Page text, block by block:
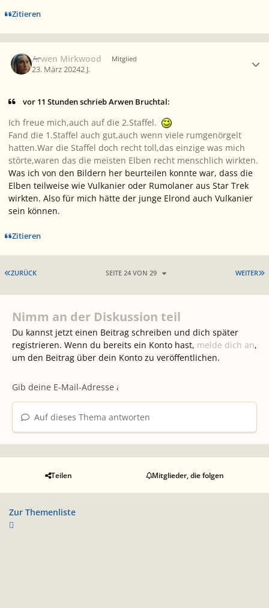
Zitieren
Arwen Mirkwood Mitglied
23. März 20242 J.
vor 11 Stunden schrieb Arwen Bruchtal:
Ich freue mich,auch auf die 2.Staffel.
Fand die 1.Staffel auch gut,auch wenn viele rumgenörgelt
hatten.War die Staffel doch recht toll,das einzige was mich
störte,waren das die meisten Elben recht menschlich wirkten.
Was ich von den Bildern her beurteilen konnte war, dass die
Elben teilweise wie Vulkanier oder Rumolaner aus Star Trek
wirkten. Also für mich hätte der junge Elrond auch Vulkanier
sein können.
Zitieren
ERSTE SEITE
ZURÜCK WEITER
SEITE 24 VON 29
Nimm an der Diskussion teil
Du kannst jetzt einen Beitrag schreiben und dich später
registrieren. Wenn du bereits ein Konto hast, melde dich an,
um den Beitrag über dein Konto zu veröffentlichen.
Auf dieses Thema antworten
Teilen Mitglieder, die folgen
Zur Themenliste